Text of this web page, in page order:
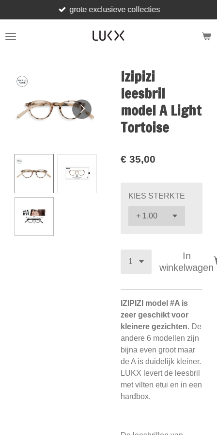
direct
naar
grote exclusieve collecties
Izipizi
leesbril
model A Light
Tortoise
€ 35,00
KIES STERKTE
In
winkelwagen
IZIPIZI model #A is
zeer geschikt voor
kleinere gezichten. De
andere 6 modellen zijn
bijna even groot maar
de A is duidelijk kleiner.
LUKX levert de leesbril
met vilten etui en in een
hardbox.